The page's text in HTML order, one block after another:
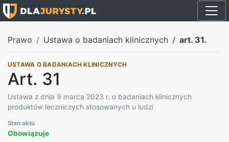
Prawo Ustawa o badaniach klinicznych art. 31.
USTAWA O BADANIACH KLINICZNYCH
Art. 31
Ustawa z dnia 9 marca 2023 r. o badaniach klinicznych
produktów leczniczych stosowanych u ludzi
Stan aktu
Obowiązuje